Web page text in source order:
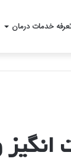
خدمات درمان